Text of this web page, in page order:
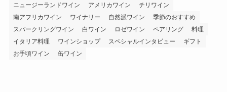
ニュージーランドワイン
アメリカワイン
チリワイン
南アフリカワイン
ワイナリー 自然派ワイン
季節のおすすめ
スパークリングワイン
白ワイン ロゼワイン ペアリング
料理
イタリア料理
ワインショップ スペシャルインタビュー
ギフト
お手頃ワイン
缶ワイン